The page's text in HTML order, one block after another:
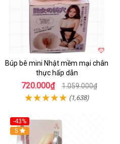
Búp bê mini Nhật mềm mại chân
thực hấp dẫn
720.000₫ 1.059.000₫
(1,638)
-43%
5